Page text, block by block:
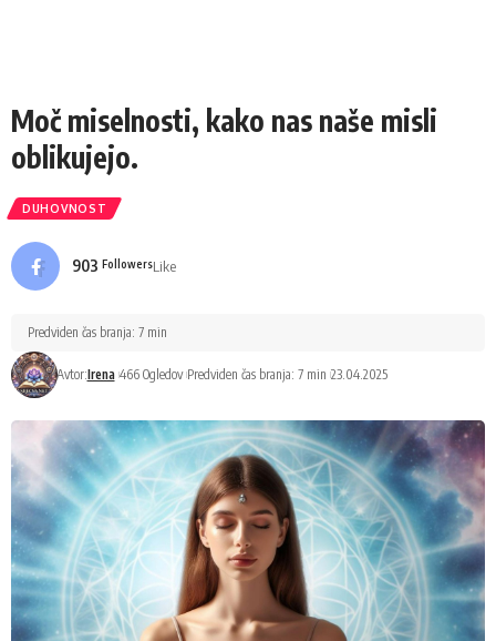
Moč miselnosti, kako nas naše misli
oblikujejo.
DUHOVNOST
903 FollowersLike
Avtor:Irena 466 Ogledov Predviden čas branja: 7 min 23.04.2025
Predviden čas branja: 7 min